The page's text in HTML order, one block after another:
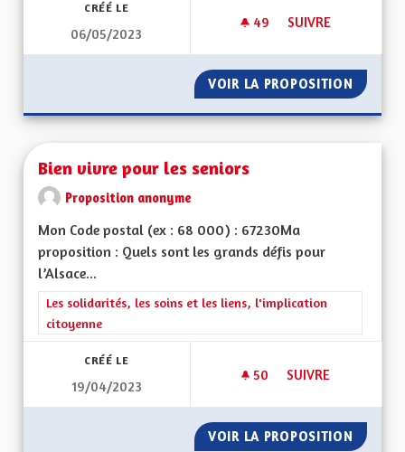
CRÉÉ LE
06/05/2023
49 49 ABONNÉS
SUIVRE
VOIR LA PROPOSITION BEBBI
Bien vivre pour les seniors
Proposition anonyme
Mon Code postal (ex : 68 000) : 67230Ma
proposition : Quels sont les grands défis pour
l’Alsace...
Filtrer les résultats de la catégorie : Les solidarités, les soins
Les solidarités, les soins et les liens, l'implication
citoyenne
CRÉÉ LE
19/04/2023
50 50 ABONNÉS
SUIVRE
VOIR LA PROPOSITION BIEN